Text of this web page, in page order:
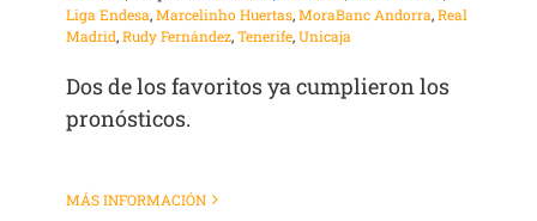
Liga Endesa,Marcelinho Huertas,MoraBanc Andorra,Real
Madrid,Rudy Fernández,Tenerife,Unicaja
Dos de los favoritos ya cumplieron los
pronósticos.
MÁS INFORMACIÓN